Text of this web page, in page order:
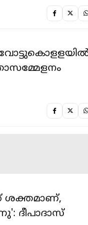
ശക്തമാണ്,
ദീപാദാസ്